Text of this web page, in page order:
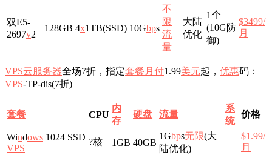
双E5-
2697v2
128GB 4x1TB(SSD) 10Gbps
不
限
流
量
大陆
优化
1个
(10G防
御)
$3499/
月
VPS云服务器全场7折，指定套餐 月付1.99美元起， 优惠码：
VPS-TP-dis(7折)
套餐 CPU
内
存
硬盘 流量
系
统
价格
Windows 1024 SSD
VPS
?核 1GB 40GB
1Gbps无限(大
陆优化)
$1.99/
月